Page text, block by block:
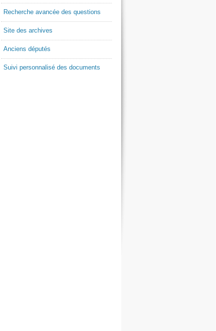
Recherche avancée des questions
Site des archives
Anciens députés
Suivi personnalisé des documents